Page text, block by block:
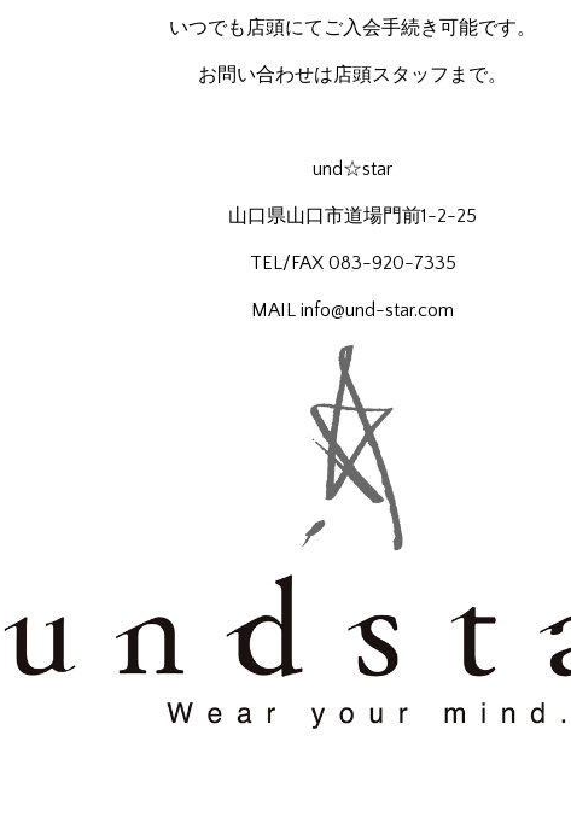
いつでも店頭にてご入会手続き可能です。
お問い合わせは店頭スタッフまで。
und☆star
山口県山口市道場門前1-2-25
TEL/FAX 083-920-7335
MAIL info@und-star.com